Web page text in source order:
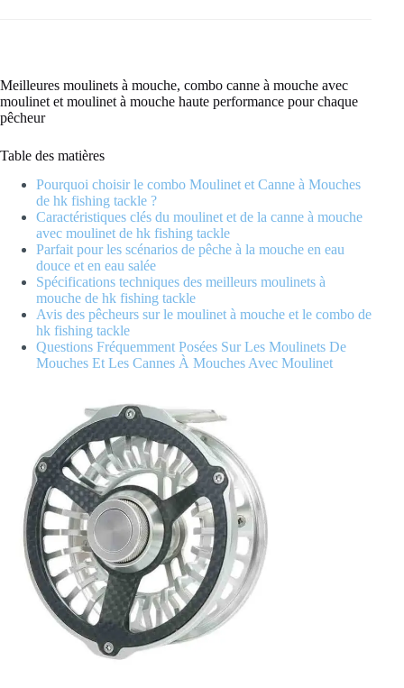
Meilleures moulinets à mouche, combo canne à mouche avec
moulinet et moulinet à mouche haute performance pour chaque
pêcheur
Table des matières
Pourquoi choisir le combo Moulinet et Canne à Mouches
de hk fishing tackle ?
Caractéristiques clés du moulinet et de la canne à mouche
avec moulinet de hk fishing tackle
Parfait pour les scénarios de pêche à la mouche en eau
douce et en eau salée
Spécifications techniques des meilleurs moulinets à
mouche de hk fishing tackle
Avis des pêcheurs sur le moulinet à mouche et le combo de
hk fishing tackle
Questions Fréquemment Posées Sur Les Moulinets De
Mouches Et Les Cannes À Mouches Avec Moulinet